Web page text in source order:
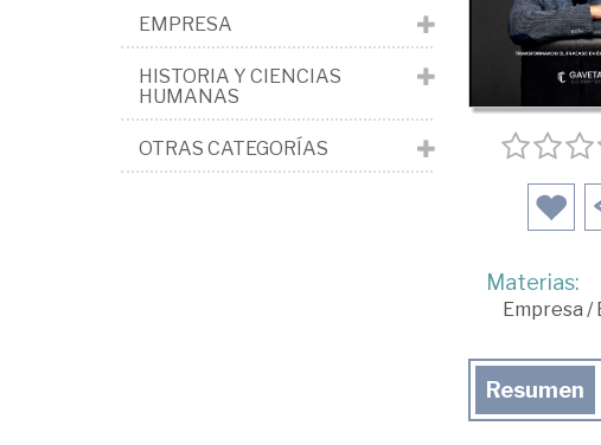
Materias:
Empresa /
Resumen
EMPRESA
HISTORIA Y CIENCIAS
HUMANAS
OTRAS CATEGORÍAS